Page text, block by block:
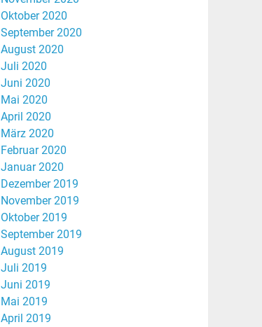
Oktober 2020
September 2020
August 2020
Juli 2020
Juni 2020
Mai 2020
April 2020
März 2020
Februar 2020
Januar 2020
Dezember 2019
November 2019
Oktober 2019
September 2019
August 2019
Juli 2019
Juni 2019
Mai 2019
April 2019